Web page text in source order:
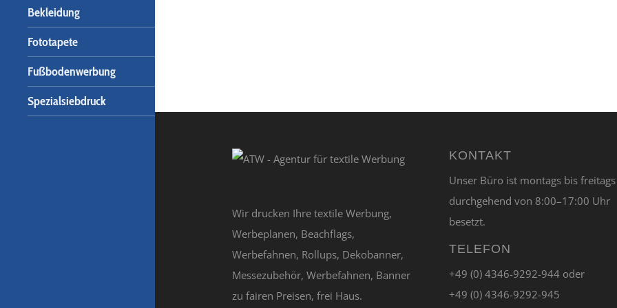
Bekleidung
Fototapete
Fußbodenwerbung
Spezialsiebdruck
Wir drucken Ihre textile Werbung,
Werbeplanen, Beachflags,
Werbefahnen, Rollups, Dekobanner,
Messezubehör, Werbefahnen, Banner
zu fairen Preisen, frei Haus.
KONTAKT
Unser Büro ist montags bis freitags
durchgehend von 8:00–17:00 Uhr
besetzt.
TELEFON
+49 (0) 4346-9292-944 oder
+49 (0) 4346-9292-945